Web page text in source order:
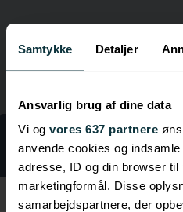
Samtykke Detaljer
Ansvarlig brug af dine data
Vi og vores 637 partnere
anvende cookies og
adresse, ID og din browser
marketingformål. Disse
samarbejdspartnere, der
LINKGUIDE
Rejser
Kategorier